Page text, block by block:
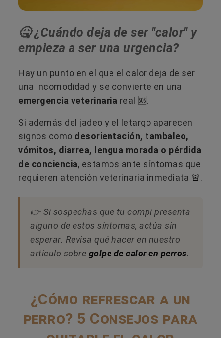
🤒​ ¿Cuándo deja de ser "calor" y
empieza a ser una urgencia?
Hay un punto en el que el calor deja de ser
una incomodidad y se convierte en una
emergencia veterinaria real 🆘.
Si además del jadeo y el letargo aparecen
signos como desorientación, tambaleo,
vómitos, diarrea, lengua morada o pérdida
de conciencia, estamos ante síntomas que
requieren atención veterinaria inmediata 🚨.
👉 Si sospechas que tu compi presenta
alguno de estos síntomas, actúa sin
esperar. Revisa qué hacer en nuestro
artículo sobre golpe de calor en perros.
¿Cómo refrescar a un
perro? 5 Consejos para